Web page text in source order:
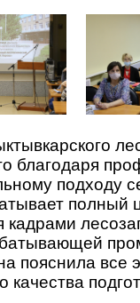
благодаря
подходу
полный
кадрами
пояснила все
качества